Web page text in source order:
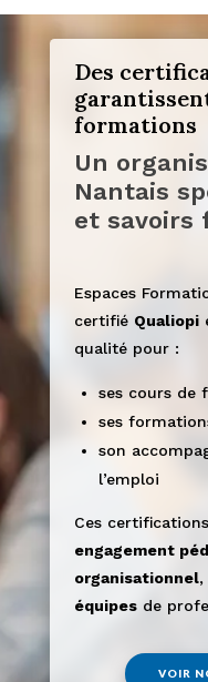
Des
formations
Un
Nantais
et savoirs
Espaces
certifié Qualiopi
qualité pour :
ses cours de
ses
son
l’emploi
Ces
engagement
organisationnel,
équipes de
VOIR